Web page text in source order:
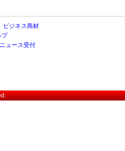
ビジネス商材
プ
ュース受付